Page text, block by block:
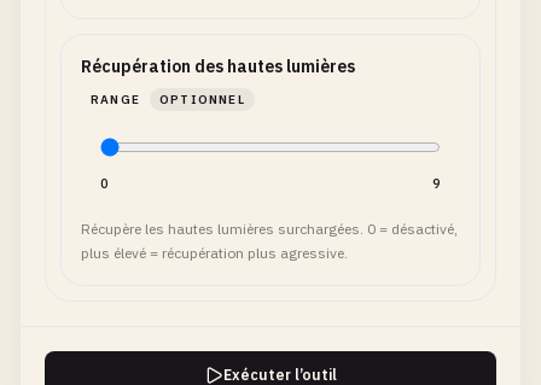
Récupération des hautes lumières
RANGE OPTIONNEL
0 9
Récupère les hautes lumières surchargées. 0 = désactivé,
plus élevé = récupération plus agressive.
Exécuter l’outil